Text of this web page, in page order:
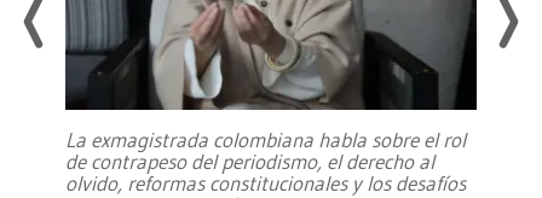
La exmagistrada colombiana habla sobre el rol
de contrapeso del periodismo, el derecho al
olvido, reformas constitucionales y los desafíos